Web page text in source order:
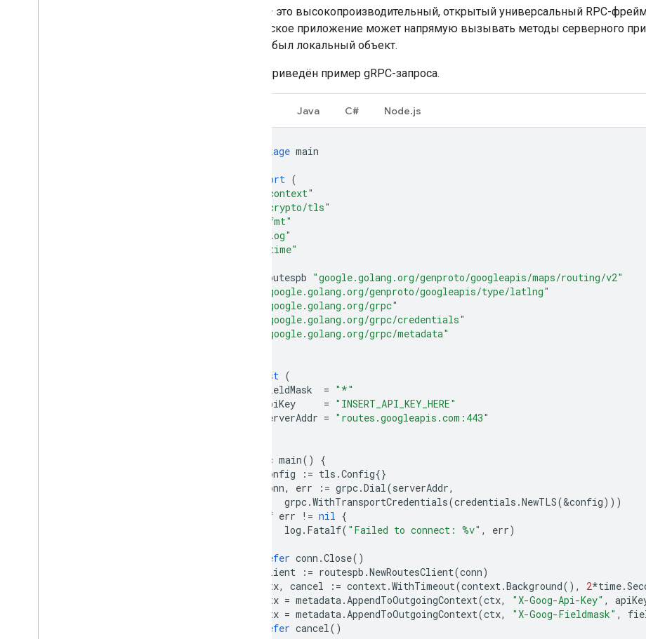
— это высокопроизводительный, открытый универсальный RPC-
клиентское приложение может напрямую вызывать методы серверного
бы это был локальный объект.
Ниже приведён пример gRPC-запроса.
Java C# Node.js
package main
import (
"context"
"crypto/tls"
"fmt"
"log"
"time"
routespb "google.golang.org/genproto/googleapis/maps/routing/v2"
"google.golang.org/genproto/googleapis/type/latlng"
"google.golang.org/grpc"
"google.golang.org/grpc/credentials"
"google.golang.org/grpc/metadata"
const (
fieldMask
= "*"
apiKey
= "INSERT_API_KEY_HERE"
serverAddr = "routes.googleapis.com:443"
func main()
{
config
:= tls .Config{}
conn, err := grpc.Dial(serverAddr,
grpc.WithTransportCredentials(credentials .NewTLS(&config)))
if err != nil {
log . Fatalf( "Failed to connect: %v" , err)
defer conn .Close()
client
:= routespb .NewRoutesClient(conn)
ctx, cancel := context.WithTimeout(context.Background(), 2*time.
ctx = metadata.AppendToOutgoingContext(ctx, "X-Goog-Api-Key" ,
ctx = metadata.AppendToOutgoingContext(ctx, "X-Goog-Fieldmask" ,
defer cancel()